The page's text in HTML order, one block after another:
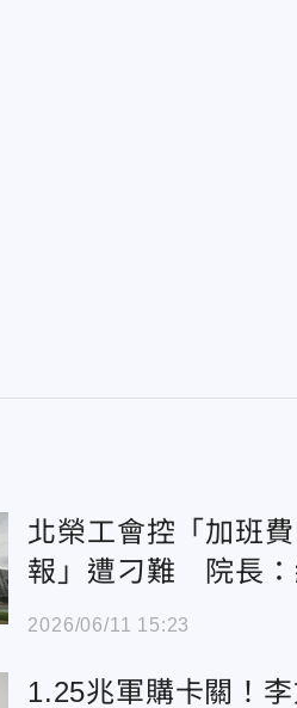
北榮工會控「加班
報」遭刁難 院長：
會汙掉！
2026/06/11 15:23
1.25兆軍購卡關！